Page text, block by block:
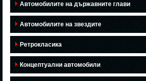
Автомобилите на държавните глави
Автомобилите на звездите
Ретрокласика
Концептуални автомобили